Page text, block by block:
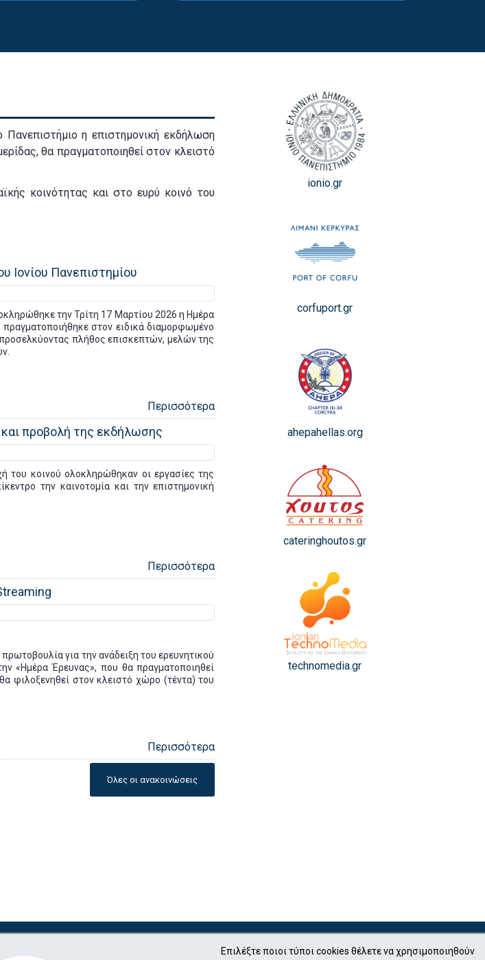
η επιστημονική εκδήλωση
θα πραγματοποιηθεί στον κλειστό
κοινότητας και στο ευρύ κοινό του
Ιονίου Πανεπιστημίου
την Τρίτη 17 Μαρτίου 2026 η Ημέρα
στον ειδικά διαμορφωμένο
πλήθος επισκεπτών, μελών της
Περισσότερα
προβολή της εκδήλωσης
του κοινού ολοκληρώθηκαν οι εργασίες της
την καινοτομία και την επιστημονική
Περισσότερα
για την ανάδειξη του ερευνητικού
«Ημέρα Έρευνας», που θα πραγματοποιηθεί
φιλοξενηθεί στον κλειστό χώρο (τέντα) του
Περισσότερα
Όλες οι ανακοινώσεις
ionio.gr
corfuport.gr
ahepahellas.org
cateringhoutos.gr
technomedia.gr
Επιλέξτε ποιοι τύποι cookies θέλετε να χρησιμοποιηθούν